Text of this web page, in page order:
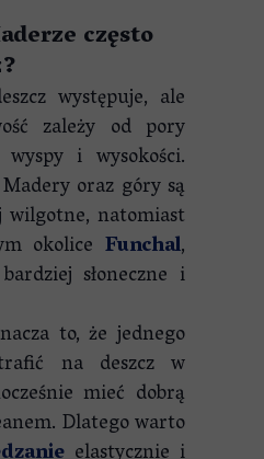
często
występuje, ale
zależy od pory
i wysokości.
Madery oraz góry są
wilgotne, natomiast
okolice Funchal,
słoneczne i
to, że jednego
na deszcz w
mieć dobrą
Dlatego warto